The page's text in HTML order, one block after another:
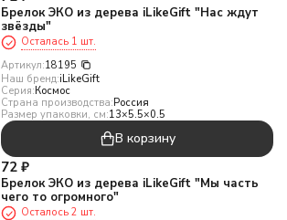
Брелок ЭКО из дерева iLikeGift "Нас ждут
звёзды"
Осталась 1 шт.
Артикул:18195
Наш бренд:iLikeGift
Серия:Космос
Страна производства:Россия
Размер упаковки, см:13×5.5×0.5
В корзину
72 ₽
Брелок ЭКО из дерева iLikeGift "Мы часть
чего то огромного"
Осталось 2 шт.